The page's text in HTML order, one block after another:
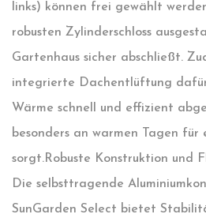
links) können frei gewählt
robusten Zylinderschloss
Gartenhaus sicher abschließt.
integrierte Dachentlüftung dafür,
Wärme schnell und effizient
besonders an warmen Tagen für
sorgt.Robuste Konstruktion und
Die selbsttragende
SunGarden Select bietet